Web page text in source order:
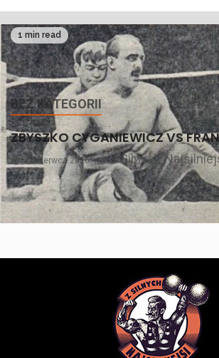
1 min read
BEZ KATEGORII
ZBYSZKO CYGANIEWICZ VS
21 czerwca 2026 Z Silnych